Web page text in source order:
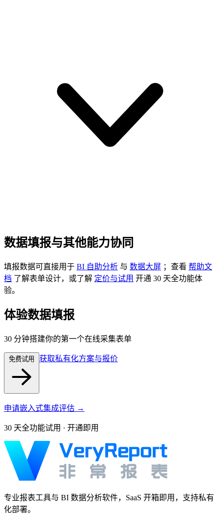
数据填报与其他能力协同
填报数据可直接用于 BI 自助分析 与 数据大屏 ；查看 帮助文
档 了解表单设计，或了解 定价与试用 开通 30 天全功能体
验。
体验数据填报
30 分钟搭建你的第一个在线采集表单
获取私有化方案与报价
申请嵌入式集成评估 →
30 天全功能试用 · 开通即用
专业报表工具与 BI 数据分析软件，SaaS 开箱即用，支持私有
化部署。